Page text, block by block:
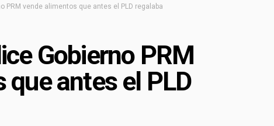
PRM vende alimentos que antes el PLD regalaba
Gobierno PRM
antes el PLD